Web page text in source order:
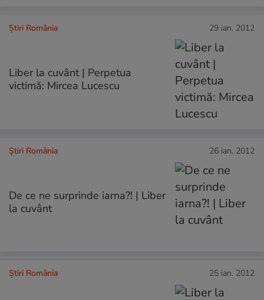
Știri România 29 ian. 2012
Liber la cuvânt | Perpetua
victimă: Mircea Lucescu
Știri România 26 ian. 2012
De ce ne surprinde iarna?! | Liber
la cuvânt
Știri România 25 ian. 2012